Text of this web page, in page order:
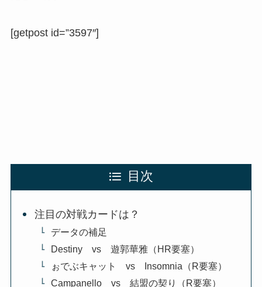
[getpost id=”3597″]
目次
注目の対戦カードは？
データの補足
Destiny vs 遊郭華雅（HR要塞）
ぉでぶキャット vs Insomnia（R要塞）
Campanello vs 結盟の契り（R要塞）